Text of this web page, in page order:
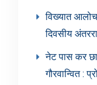
विख्यात
दिवसीय
नेट पास कर
गौरवान्वित :